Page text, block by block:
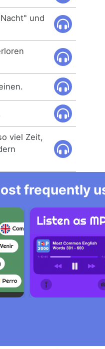
und
viel Zeit,
frequently